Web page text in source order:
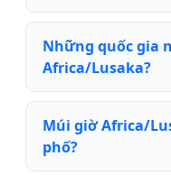
Những quốc gia
Africa/Lusaka?
Múi giờ Africa/
phố?